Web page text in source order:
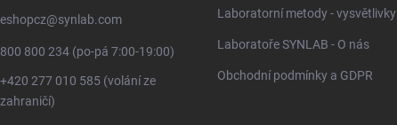
eshopcz@synlab.com
800 800 234 (po-pá 7:00-19:00)
+420 277 010 585 (volání ze
zahraničí)
Laboratorní metody - vysvětlivky
Laboratoře SYNLAB - O nás
Obchodní podmínky a GDPR